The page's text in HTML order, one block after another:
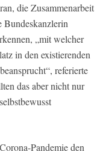
die Zusammenarbeit
Bundeskanzlerin
„mit welcher
in den existierenden
referierte
das aber nicht nur
Pandemie den